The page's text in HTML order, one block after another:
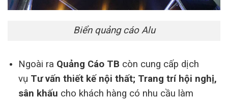
Biển quảng cáo Alu
Ngoài ra Quảng Cáo TB còn cung cấp dịch
vụ Tư vấn thiết kế nội thất; Trang trí hội nghị,
sân khấu cho khách hàng có nhu cầu làm